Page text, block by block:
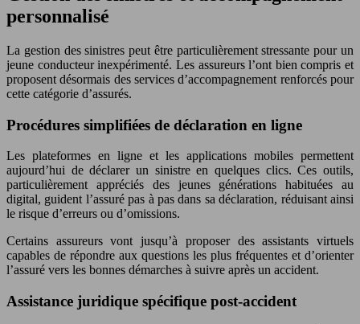
personnalisé
La gestion des sinistres peut être particulièrement stressante pour un
jeune conducteur inexpérimenté. Les assureurs l’ont bien compris et
proposent désormais des services d’accompagnement renforcés pour
cette catégorie d’assurés.
Procédures simplifiées de déclaration en ligne
Les plateformes en ligne et les applications mobiles permettent
aujourd’hui de déclarer un sinistre en quelques clics. Ces outils,
particulièrement appréciés des jeunes générations habituées au
digital, guident l’assuré pas à pas dans sa déclaration, réduisant ainsi
le risque d’erreurs ou d’omissions.
Certains assureurs vont jusqu’à proposer des assistants virtuels
capables de répondre aux questions les plus fréquentes et d’orienter
l’assuré vers les bonnes démarches à suivre après un accident.
Assistance juridique spécifique post-accident